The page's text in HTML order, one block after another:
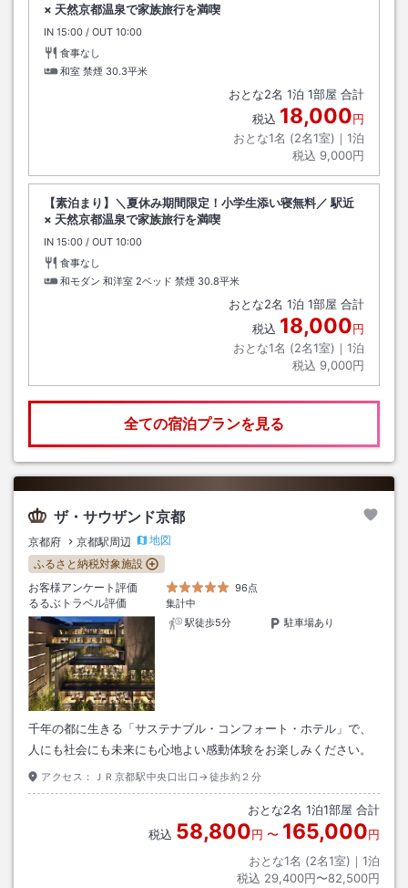
× 天然京都温泉で家族旅行を満喫
IN チェックイン
15:00 / OUT チェックアウト
10:00
食事なし
和室 禁煙 30.3平米
おとな2名 1泊 1部屋 合計
税込 18,000円
おとな1名 (2名1室)｜ 1泊
税込 9,000円
【素泊まり】＼夏休み期間限定！小学生添い寝無料／ 駅近
× 天然京都温泉で家族旅行を満喫
IN チェックイン
15:00 / OUT チェックアウト
10:00
食事なし
和モダン 和洋室 2ベッド 禁煙 30.8平米
おとな2名 1泊 1部屋 合計
税込 18,000円
おとな1名 (2名1室)｜ 1泊
税込 9,000円
全ての宿泊プランを見る
ザ・サウザンド京都
京都府 京都駅周辺
地図
ふるさと納税対象施設
お客様アンケート評価
96点
るるぶトラベル評価
集計中
駅徒歩5分
駐車場あり
千年の都に生きる「サステナブル・コンフォート・ホテル」で、
人にも社会にも未来にも心地よい感動体験をお楽しみください。
アクセス： ＪＲ京都駅中央口出口→徒歩約２分
おとな2名 1泊1部屋 合計
税込 58,800円 〜 165,000円
おとな1名 (2名1室)｜ 1泊
税込 29,400円〜82,500円